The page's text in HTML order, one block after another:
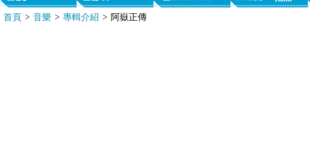
首頁 > 音樂 > 專輯介紹 > 阿嶽正傳